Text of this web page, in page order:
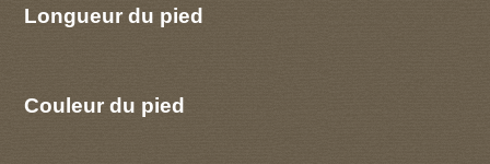
Longueur du pied
Couleur du pied